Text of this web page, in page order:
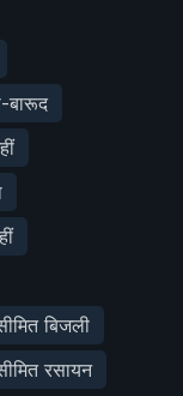
बारूद
बिजली
रसायन